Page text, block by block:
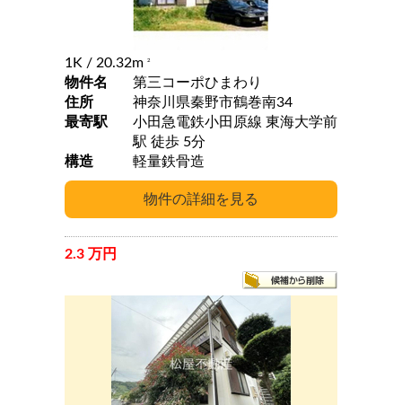
1K / 20.32m 2
物件名
第三コーポひまわり
住所
神奈川県秦野市鶴巻南34
最寄駅
小田急電鉄小田原線 東海大学前
駅 徒歩 5分
構造
軽量鉄骨造
2.3 万円